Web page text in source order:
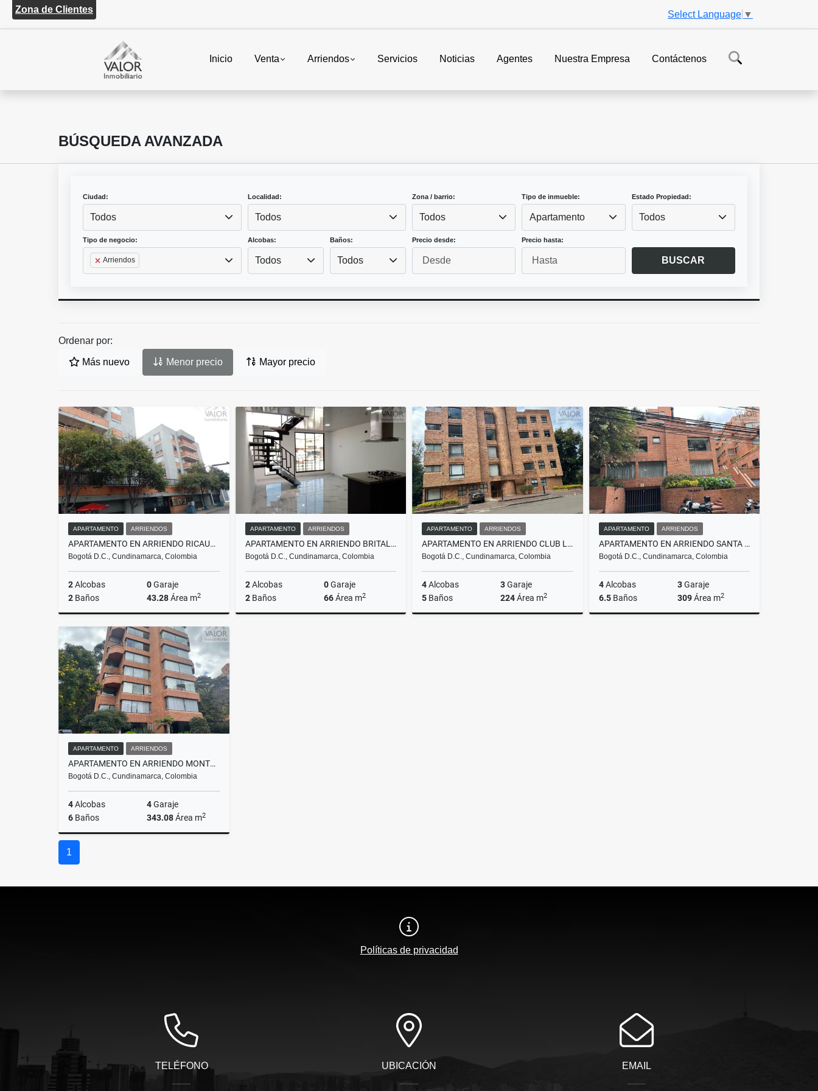
Zona de Clientes Select Language ▼
Inicio Venta Arriendos Servicios Noticias Agentes Nuestra Empresa Contáctenos
BÚSQUEDA AVANZADA
Ciudad:
Todos
Localidad:
Todos
Zona / barrio:
Todos
Tipo de inmueble:
Apartamento
Estado Propiedad:
Todos
Tipo de negocio:
Arriendos
Alcobas:
Todos
Baños:
Todos
Precio desde: Precio hasta:
BUSCAR
Ordenar por:
Más nuevo Menor precio Mayor precio
APARTAMENTO ARRIENDOS
APARTAMENTO EN ARRIENDO RICAURTE
Bogotá D.C., Cundinamarca, Colombia
2Alcobas 0Garaje
2 Baños 43.28Área m2
Arriendos
$1.350.000
APARTAMENTO ARRIENDOS
APARTAMENTO EN ARRIENDO BRITALIA KENNEDY DUPLEX
Bogotá D.C., Cundinamarca, Colombia
2Alcobas 0Garaje
2Baños 66Área m2
APARTAMENTO ARRIENDOS
APARTAMENTO EN ARRIENDO CLUB LOS LAGARTOS
Bogotá D.C., Cundinamarca, Colombia
4Alcobas 3Garaje
5 Baños 224Área m2
APARTAMENTO ARRIENDOS
APARTAMENTO EN ARRIENDO SANTA ANA ORIENTAL
Bogotá D.C., Cundinamarca, Colombia
4Alcobas 3Garaje
6.5Baños 309Área m2
APARTAMENTO ARRIENDOS
APARTAMENTO EN ARRIENDO MONTEARROYO APOSENTOS
Bogotá D.C., Cundinamarca, Colombia
4Alcobas 4Garaje
6 Baños 343.08Área m2
1
Políticas de privacidad
TELÉFONO UBICACIÓN EMAIL